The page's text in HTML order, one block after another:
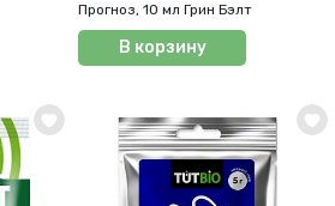
Прогноз, 10 мл Грин Бэлт
В корзину